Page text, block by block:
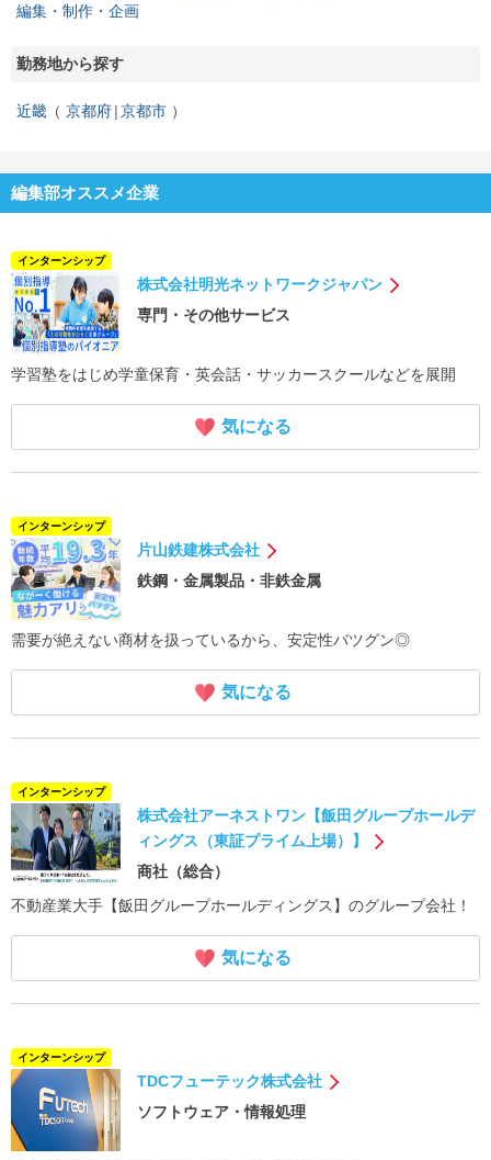
編集・制作・企画
勤務地から探す
近畿 京都府 京都市
編集部オススメ企業
インターンシップ
株式会社明光ネットワークジャパン
専門・その他サービス
学習塾をはじめ学童保育・英会話・サッカースクールなどを展開
気になる
インターンシップ
片山鉄建株式会社
鉄鋼・金属製品・非鉄金属
需要が絶えない商材を扱っているから、安定性バツグン◎
気になる
インターンシップ
株式会社アーネストワン【飯田グループホールデ
ィングス（東証プライム上場）】
商社（総合）
不動産業大手【飯田グループホールディングス】のグループ会社！
気になる
インターンシップ
TDCフューテック株式会社
ソフトウェア・情報処理